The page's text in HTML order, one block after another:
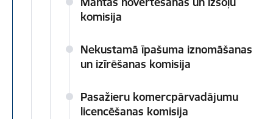
komisija
Nekustamā īpašuma iznomāšanas
un izīrēšanas komisija
Pasažieru komercpārvadājumu
licencēšanas komisija